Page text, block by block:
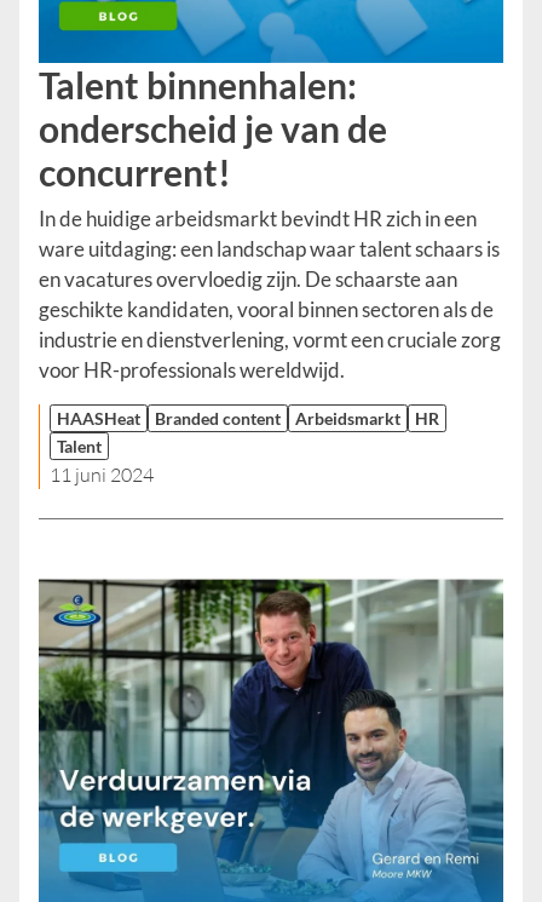
Talent binnenhalen:
onderscheid je van de
concurrent!
In de huidige arbeidsmarkt bevindt HR zich in een
ware uitdaging: een landschap waar talent schaars is
en vacatures overvloedig zijn. De schaarste aan
geschikte kandidaten, vooral binnen sectoren als de
industrie en dienstverlening, vormt een cruciale zorg
voor HR-professionals wereldwijd.
HAASHeat Branded content Arbeidsmarkt
HR
Talent
11 juni 2024